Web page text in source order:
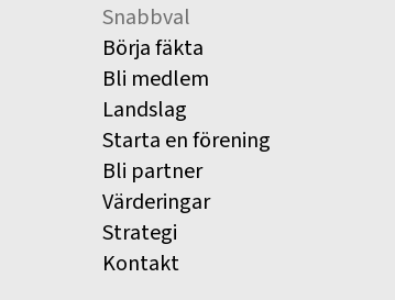
Snabbval
Börja fäkta
Bli medlem
Landslag
Starta en förening
Bli partner
Värderingar
Strategi
Kontakt